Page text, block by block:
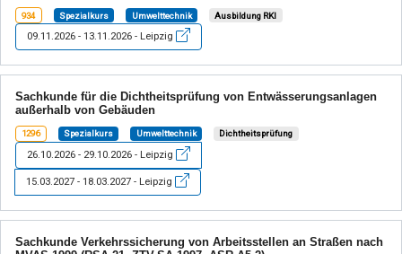
934 Spezialkurs Umwelttechnik Ausbildung RKI
09.11.2026 - 13.11.2026 - Leipzig
Sachkunde für die Dichtheitsprüfung von Entwässerungsanlagen
außerhalb von Gebäuden
1296 Spezialkurs Umwelttechnik Dichtheitsprüfung
26.10.2026 - 29.10.2026 - Leipzig
15.03.2027 - 18.03.2027 - Leipzig
Sachkunde Verkehrssicherung von Arbeitsstellen an Straßen nach